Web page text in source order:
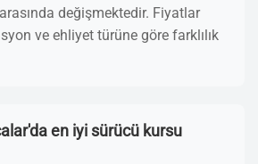
değişmektedir. Fiyatlar
ve ehliyet türüne göre farklılık
en iyi sürücü kursu